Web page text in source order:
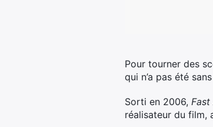
Pour tourner des
qui n’a pas été
Sorti en 2006, Fast
réalisateur du film,